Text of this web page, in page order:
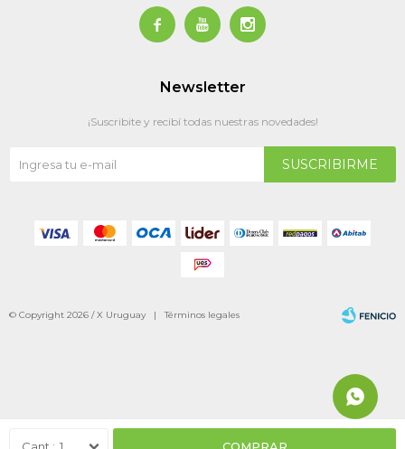
  
Newsletter
¡Suscribite y recibí todas nuestras novedades!
SUSCRIBIRME
© Copyright 2026 / X Uruguay |Términos legales